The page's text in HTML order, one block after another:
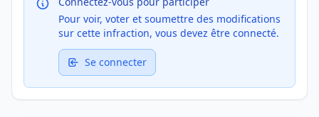
Pour voir, voter et soumettre des modifications
sur cette infraction, vous devez être connecté.
Se connecter